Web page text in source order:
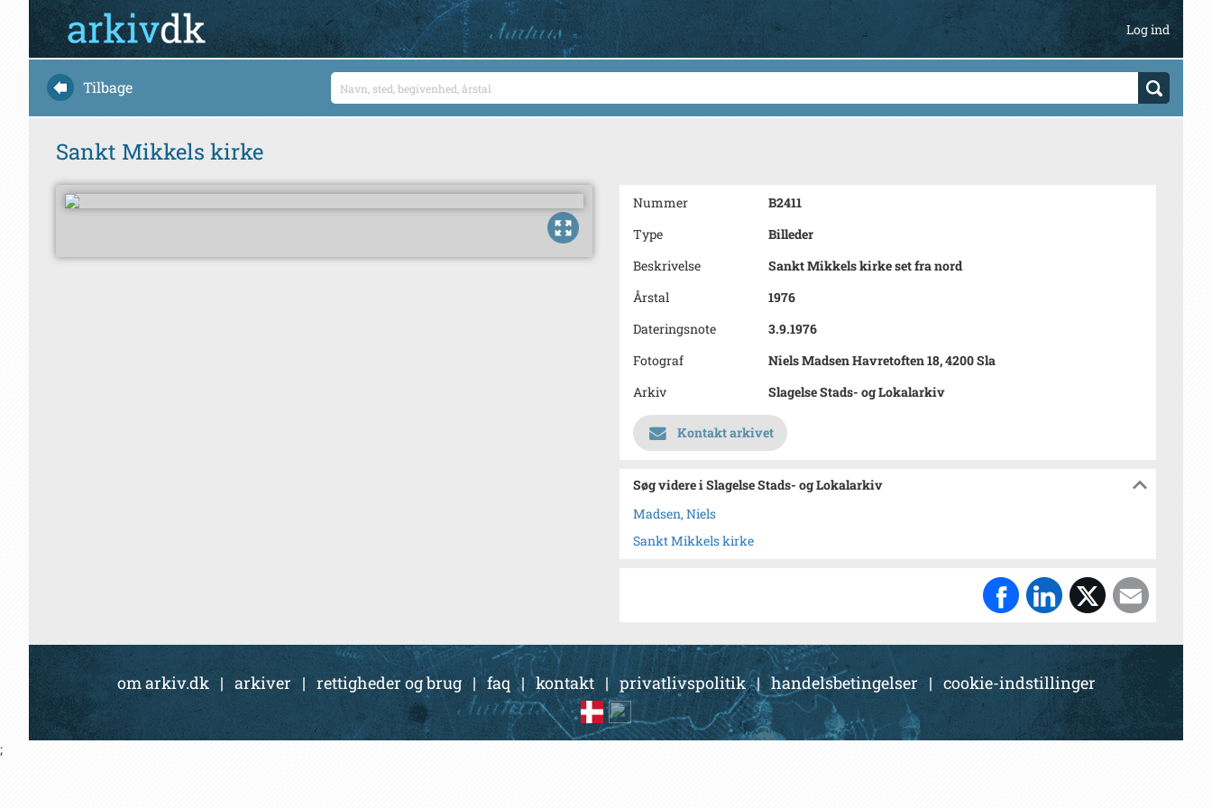
Log ind
Tilbage
Sankt Mikkels kirke
Nummer
B2411
Type
Billeder
Beskrivelse
Sankt Mikkels kirke set fra nord
Årstal
1976
Dateringsnote
3.9.1976
Fotograf
Niels Madsen Havretoften 18, 4200 Sla
Arkiv
Slagelse Stads- og Lokalarkiv
Kontakt arkivet
Søg videre i Slagelse Stads- og Lokalarkiv
Madsen, Niels
Sankt Mikkels kirke
om arkiv.dk | arkiver| rettigheder og brug|faq |kontakt| privatlivspolitik|handelsbetingelser | cookie-indstillinger
;